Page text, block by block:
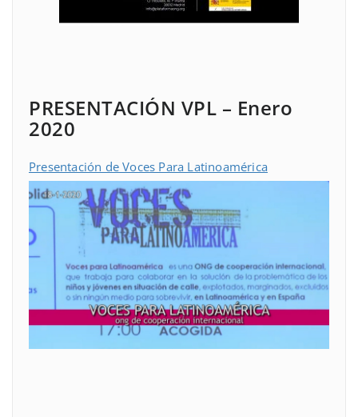
PRESENTACIÓN VPL – Enero
2020
Presentación de Voces Para Latinoamérica